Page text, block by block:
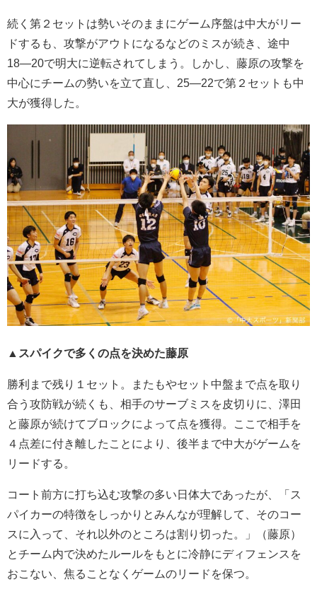
続く第２セットは勢いそのままにゲーム序盤は中大がリー
ドするも、攻撃がアウトになるなどのミスが続き、途中
18―20で明大に逆転されてしまう。しかし、藤原の攻撃を
中心にチームの勢いを立て直し、25―22で第２セットも中
大が獲得した。
▲スパイクで多くの点を決めた藤原
勝利まで残り１セット。またもやセット中盤まで点を取り
合う攻防戦が続くも、相手のサーブミスを皮切りに、澤田
と藤原が続けてブロックによって点を獲得。ここで相手を
４点差に付き離したことにより、後半まで中大がゲームを
リードする。
コート前方に打ち込む攻撃の多い日体大であったが、「ス
パイカーの特徴をしっかりとみんなが理解して、そのコー
スに入って、それ以外のところは割り切った。」（藤原）
とチーム内で決めたルールをもとに冷静にディフェンスを
おこない、焦ることなくゲームのリードを保つ。